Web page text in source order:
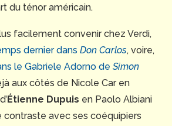
du ténor américain.
facilement convenir chez Verdi,
dernier dans Don Carlos, voire,
le Gabriele Adorno de Simon
aux côtés de Nicole Car en
Étienne Dupuis en Paolo Albiani
contraste avec ses coéquipiers